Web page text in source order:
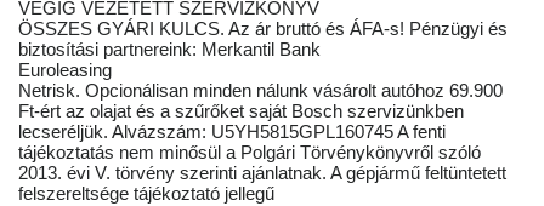
VÉGIG VEZETETT SZERVIZKÖNYV
ÖSSZES GYÁRI KULCS. Az ár bruttó és ÁFA-s! Pénzügyi és
biztosítási partnereink: Merkantil Bank
Euroleasing
Netrisk. Opcionálisan minden nálunk vásárolt autóhoz 69.900
Ft-ért az olajat és a szűrőket saját Bosch szervizünkben
lecseréljük. Alvázszám: U5YH5815GPL160745 A fenti
tájékoztatás nem minősül a Polgári Törvénykönyvről szóló
2013. évi V. törvény szerinti ajánlatnak. A gépjármű feltüntetett
felszereltsége tájékoztató jellegű